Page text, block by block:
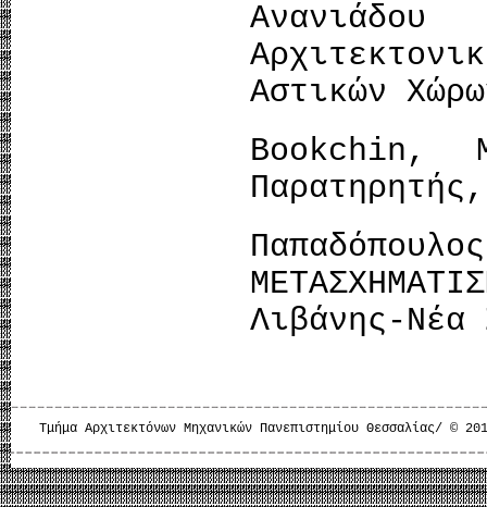
Αστικών
Bookchin,
Λιβάνης-
Τμήμα Αρχιτεκτόνων Μηχανικών Πανεπιστημίου Θεσσαλίας/ ©